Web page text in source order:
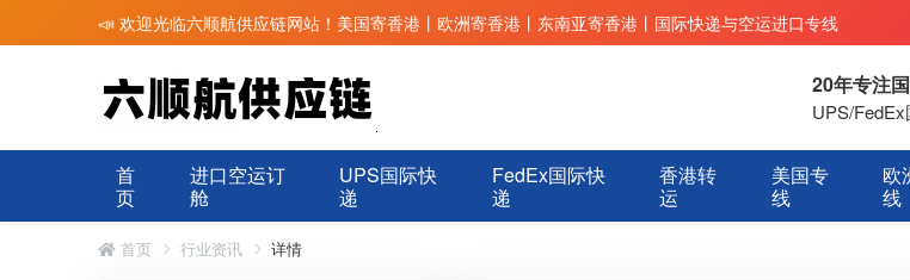
📣 欢迎光临六顺航供应链网站！美国寄香港丨欧洲寄香港丨东南亚寄香港丨国际快递与空运进口专线
20年专注
UPS/
首
页
进口空运订
舱
UPS国际快
递
FedEx国际快
递
香港转
运
美国专
线
欧
线
首页 行业资讯 详情